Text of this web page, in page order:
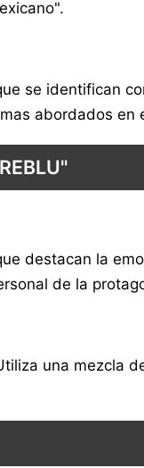
se identifican
abordados en
destacan la
de la
una mezcla